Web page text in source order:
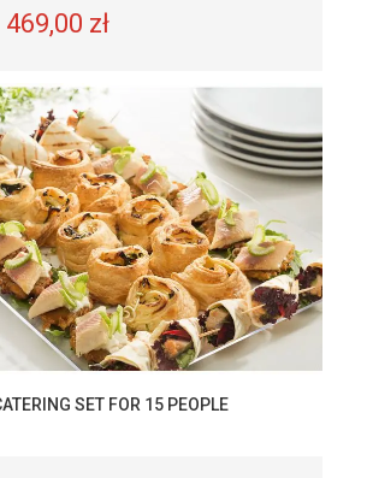
469,00 zł
SET FOR 15 PEOPLE